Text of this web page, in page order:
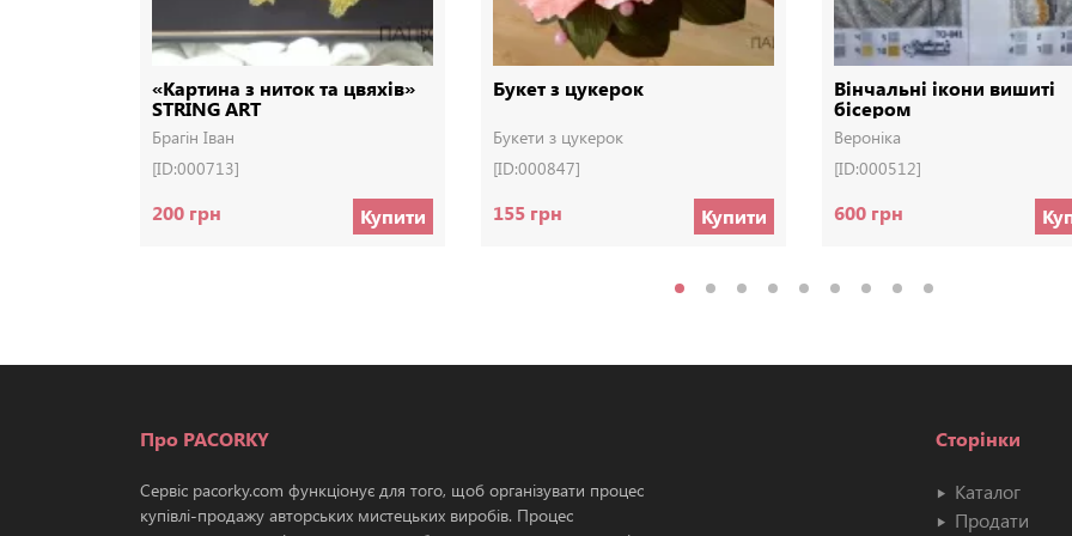
«Картина з ниток та цвяхів»
STRING ART
Брагін Іван
[ID:000713]
200 грн Купити
Букет з цукерок
Букети з цукерок
[ID:000847]
155 грн Купити
Вінчальні ікони вишиті
бісером
Вероніка
[ID:000512]
600 грн
Про PACORKY
Сервіс pacorky.com функціонує для того, щоб організувати процес
купівлі-продажу авторських мистецьких виробів. Процес
Сторінки
Каталог
Продати